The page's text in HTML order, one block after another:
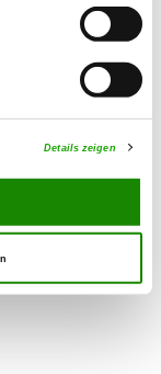
Details zeigen